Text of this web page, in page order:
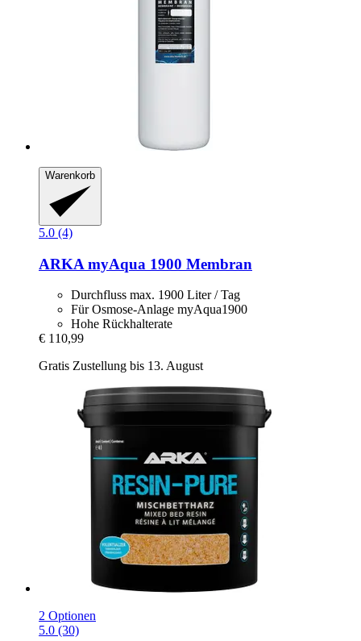
Warenkorb
5.0 (4)
ARKA myAqua 1900 Membran
Durchfluss max. 1900 Liter / Tag
Für Osmose-Anlage myAqua1900
Hohe Rückhalterate
€ 110,99
Gratis Zustellung bis 13. August
2 Optionen
5.0 (30)